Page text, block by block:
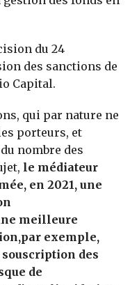
du 24
des sanctions de
Capital.
qui par nature ne
porteurs, et
nombre des
le médiateur
en 2021, une
meilleure
exemple,
des
de